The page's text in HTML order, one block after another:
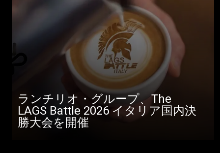
ランチリオ・グループ、The
LAGS Battle 2026 イタリア国内決
勝大会を開催